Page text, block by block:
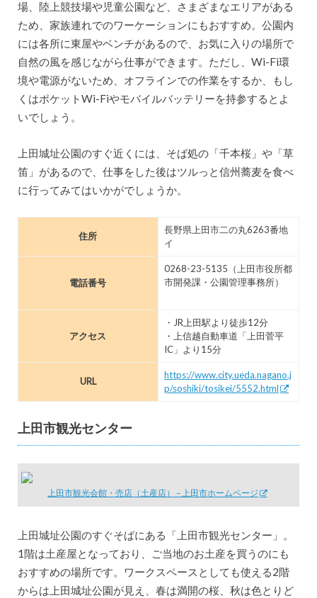
場、陸上競技場や児童公園など、さまざまなエリアがある
ため、家族連れでのワーケーションにもおすすめ。公園内
には各所に東屋やベンチがあるので、お気に入りの場所で
自然の風を感じながら仕事ができます。ただし、Wi-Fi環
境や電源がないため、オフラインでの作業をするか、もし
くはポケットWi-Fiやモバイルバッテリーを持参するとよ
いでしょう。
上田城址公園のすぐ近くには、そば処の「千本桜」や「草
笛」があるので、仕事をした後はツルっと信州蕎麦を食べ
に行ってみてはいかがでしょうか。
住所
長野県上田市二の丸6263番地
イ
電話番号
0268-23-5135（上田市役所都
市開発課・公園管理事務所）
アクセス
・JR上田駅より徒歩12分
・上信越自動車道「上田菅平
IC」より15分
URL
https://www.city.ueda.nagano.j
p/soshiki/tosikei/5552.html
上田市観光センター
上田市観光会館・売店（土産店） – 上田市ホームページ
上田城址公園のすぐそばにある「上田市観光センター」。
1階は土産屋となっており、ご当地のお土産を買うのにも
おすすめの場所です。ワークスペースとしても使える2階
からは上田城址公園が見え、春は満開の桜、秋は色とりど